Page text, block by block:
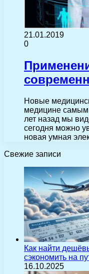
21.01.2019
0
Новые
медицине
лет назад мы
сегодня можно
новая умная
Свежие записи
Как найти
сэкономить на
16.10.2025